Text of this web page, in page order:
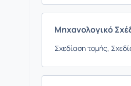
Μηχανολογικό
Σχεδίαση τομής,